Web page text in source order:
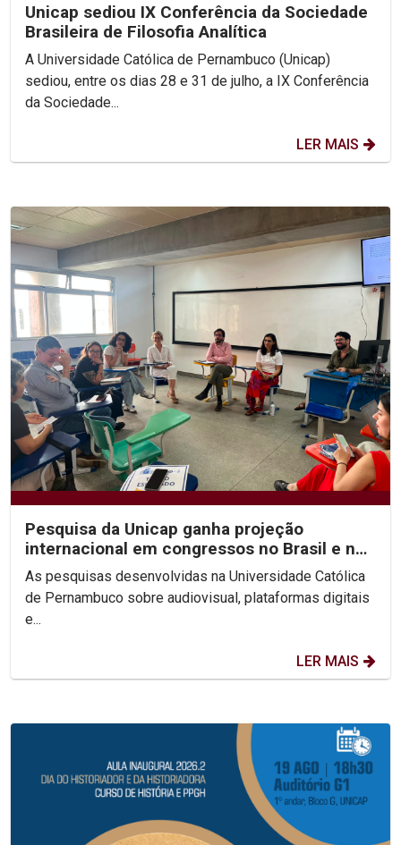
Unicap sediou IX Conferência da Sociedade
Brasileira de Filosofia Analítica
A Universidade Católica de Pernambuco (Unicap)
sediou, entre os dias 28 e 31 de julho, a IX Conferência
da Sociedade...
LER MAIS
Pesquisa da Unicap ganha projeção
internacional em congressos no Brasil e no
México
As pesquisas desenvolvidas na Universidade Católica
de Pernambuco sobre audiovisual, plataformas digitais
e...
LER MAIS